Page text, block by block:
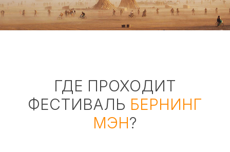
ГДЕ ПРОХОДИТ
ФЕСТИВАЛЬ БЕРНИНГ
МЭН?